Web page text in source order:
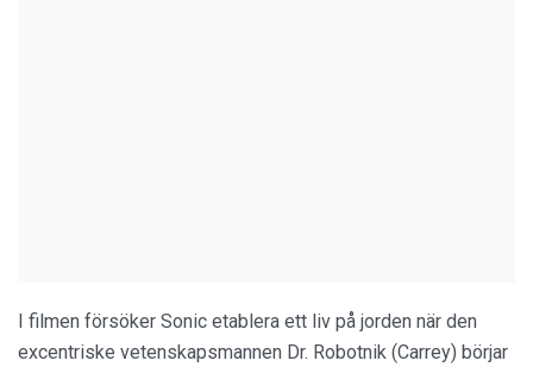
I filmen försöker Sonic etablera ett liv på jorden när den
excentriske vetenskapsmannen Dr. Robotnik (Carrey) börjar